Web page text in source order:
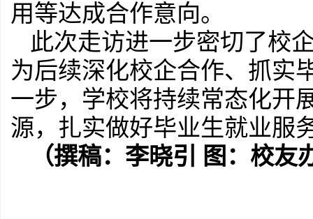
用等达成合作意向。
此次走访进一步密切了校
为后续深化校企合作、抓实
一步，学校将持续常态化开
源，扎实做好毕业生就业服
（撰稿：李晓引 图：校